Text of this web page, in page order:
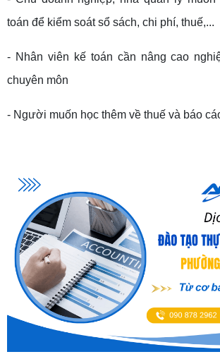
toán để kiểm soát sổ sách, chi phí, thuế,...
- Nhân viên kế toán cần nâng cao
chuyên môn
- Người muốn học thêm về thuế và báo